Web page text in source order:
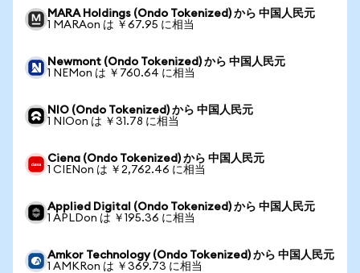
MARA Holdings (Ondo Tokenized) から 中国人民元
1 MARAon は ￥67.95 に相当
Newmont (Ondo Tokenized) から 中国人民元
1 NEMon は ￥760.64 に相当
NIO (Ondo Tokenized) から 中国人民元
1 NIOon は ￥31.78 に相当
Ciena (Ondo Tokenized) から 中国人民元
1 CIENon は ￥2,762.46 に相当
Applied Digital (Ondo Tokenized) から 中国人民元
1 APLDon は ￥195.36 に相当
Amkor Technology (Ondo Tokenized) から 中国人民元
1 AMKRon は ￥369.73 に相当